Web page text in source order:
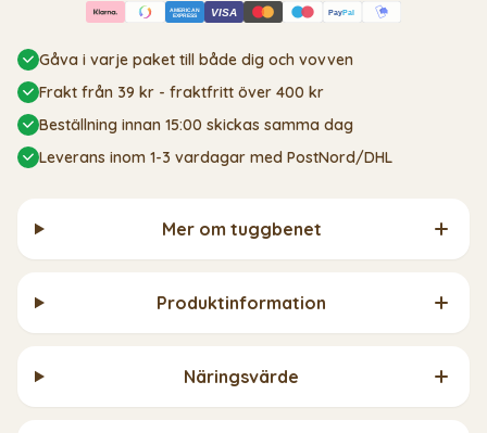
AMERICAN
EXPRESS
VISA PayPal
Gåva i varje paket till både dig och vovven
Frakt från 39 kr - fraktfritt över 400 kr
Beställning innan 15:00 skickas samma dag
Leverans inom 1-3 vardagar med PostNord/DHL
Mer om tuggbenet
Produktinformation
Näringsvärde